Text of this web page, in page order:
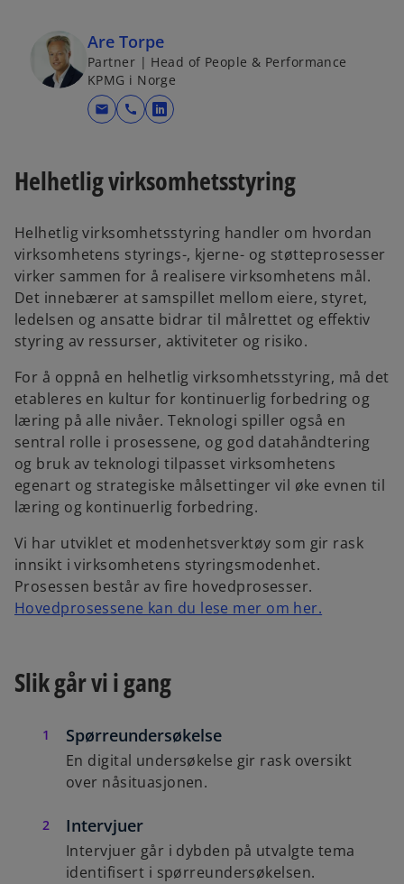
Are Torpe
Partner | Head of People & Performance
KPMG i Norge
mail call
o
n
i
n
a
n
e
w
a
b
Helhetlig virksomhetsstyring
Helhetlig virksomhetsstyring handler om hvordan
virksomhetens styrings-, kjerne- og støtteprosesser
virker sammen for å realisere virksomhetens mål.
Det innebærer at samspillet mellom eiere, styret,
ledelsen og ansatte bidrar til målrettet og effektiv
styring av ressurser, aktiviteter og risiko.
For å oppnå en helhetlig virksomhetsstyring, må det
etableres en kultur for kontinuerlig forbedring og
læring på alle nivåer. Teknologi spiller også en
sentral rolle i prosessene, og god datahåndtering
og bruk av teknologi tilpasset virksomhetens
egenart og strategiske målsettinger vil øke evnen til
læring og kontinuerlig forbedring.
Vi har utviklet et modenhetsverktøy som gir rask
innsikt i virksomhetens styringsmodenhet.
Prosessen består av fire hovedprosesser.
Hovedprosessene kan du lese mer om her.
Slik går vi i gang
Spørreundersøkelse
En digital undersøkelse gir rask oversikt
over nåsituasjonen.
Intervjuer
Intervjuer går i dybden på utvalgte tema
identifisert i spørreundersøkelsen.